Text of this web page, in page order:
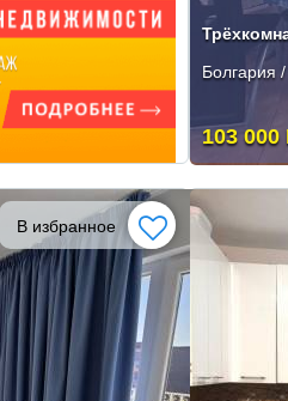
Болгария
103 000
В избранное